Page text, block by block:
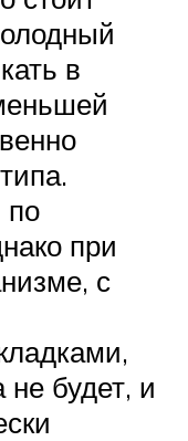
в
при
с
не будет, и